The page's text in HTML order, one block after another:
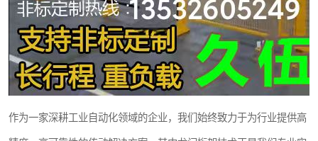
作为一家深耕工业自动化领域的企业，我们始终致力于为行业提供高